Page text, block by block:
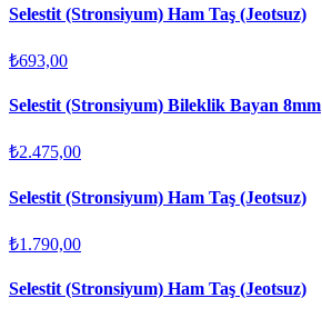
Selestit (Stronsiyum) Ham Taş (Jeotsuz)
₺693,00
Selestit (Stronsiyum) Bileklik Bayan 8mm
₺2.475,00
Selestit (Stronsiyum) Ham Taş (Jeotsuz)
₺1.790,00
Selestit (Stronsiyum) Ham Taş (Jeotsuz)